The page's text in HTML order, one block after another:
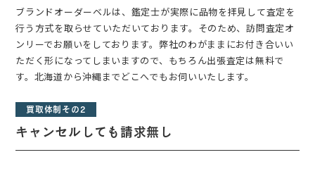
ブランドオーダーベルは、鑑定士が実際に品物を拝見して査定を
行う方式を取らせていただいております。そのため、訪問査定オ
ンリーでお願いをしております。弊社のわがままにお付き合いい
ただく形になってしまいますので、もちろん出張査定は無料で
す。北海道から沖縄までどこへでもお伺いいたします。
買取体制その2
キャンセルしても請求無し